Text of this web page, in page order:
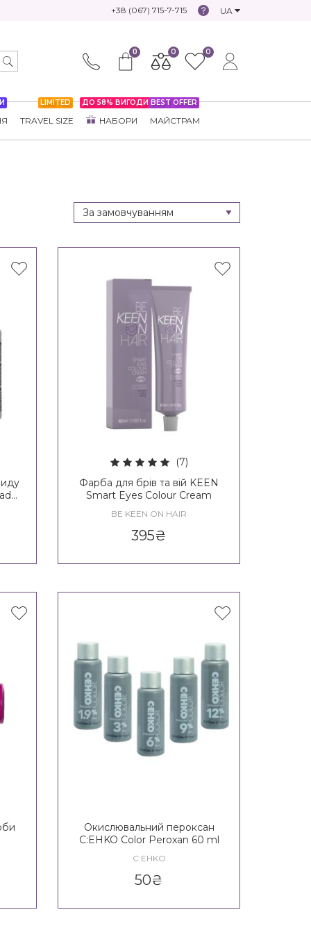
+38 (067) 715-7-715 UA
0 0 0
LIMITED
TRAVEL SIZE
ДО 58% ВИГОДИ
НАБОРИ
BEST OFFER
МАЙСТРАМ
(7)
Фарба для брів та вій KEEN
Smart Eyes Colour Cream
BE KEEN ON HAIR
395₴
Окислювальний пероксан
C:EHKO Color Peroxan 60 ml
C:EHKO
50₴